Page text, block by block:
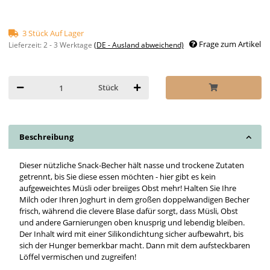
3 Stück Auf Lager
Lieferzeit:2 - 3 Werktage (DE - Ausland abweichend) Frage zum Artikel
Stück
Beschreibung
Dieser nützliche Snack-Becher hält nasse und trockene Zutaten
getrennt, bis Sie diese essen möchten - hier gibt es kein
aufgeweichtes Müsli oder breiiges Obst mehr! Halten Sie Ihre
Milch oder Ihren Joghurt in dem großen doppelwandigen Becher
frisch, während die clevere Blase dafür sorgt, dass Müsli, Obst
und andere Garnierungen oben knusprig und lebendig bleiben.
Der Inhalt wird mit einer Silikondichtung sicher aufbewahrt, bis
sich der Hunger bemerkbar macht. Dann mit dem aufsteckbaren
Löffel vermischen und zugreifen!